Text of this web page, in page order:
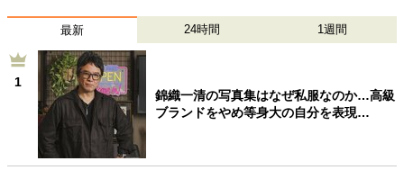
最新 24時間 1週間
1
錦織一清の写真集はなぜ私服なのか…高級
ブランドをやめ等身大の自分を表現…